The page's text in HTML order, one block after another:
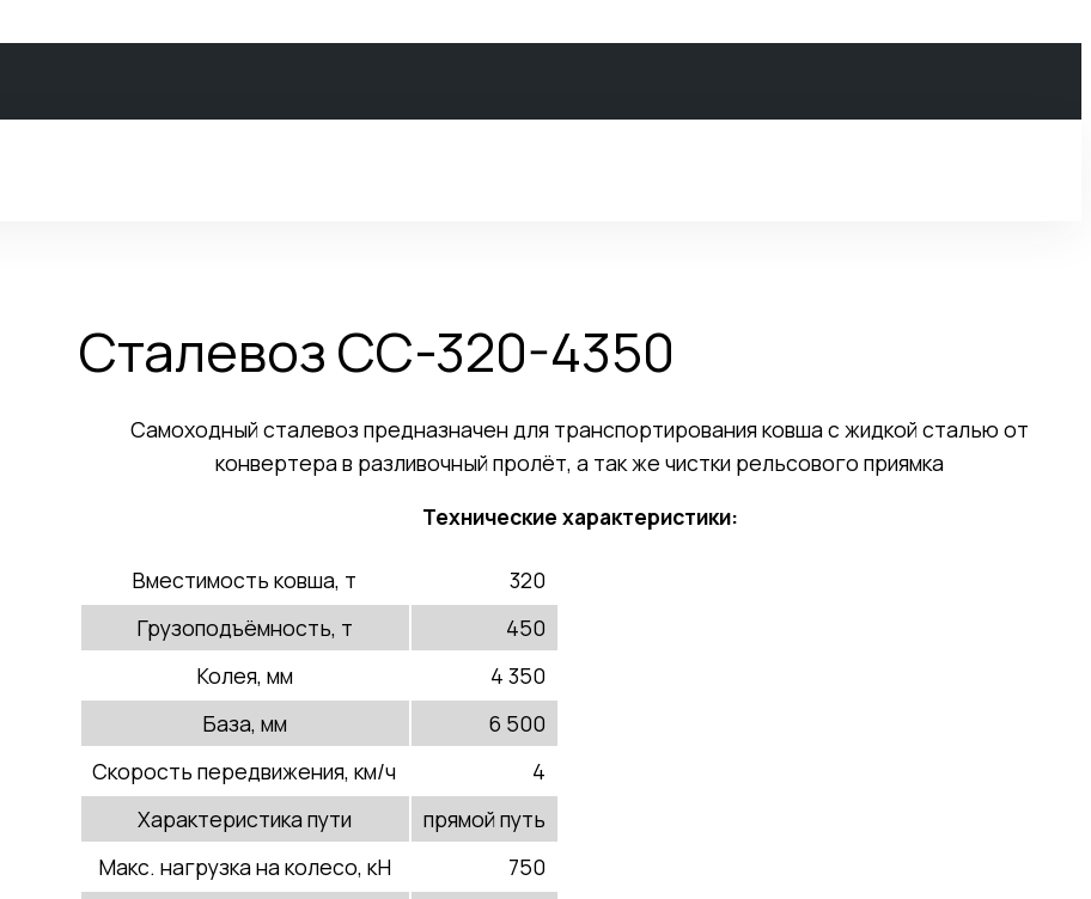
Сталевоз СС-320-4350
Самоходный сталевоз предназначен для транспортирования ковша с жидкой сталью от
конвертера в разливочный пролёт, а так же чистки рельсового приямка
Технические характеристики:
Вместимость ковша, т
320
Грузоподъёмность, т
450
Колея, мм
4 350
База, мм
6 500
Скорость передвижения, км/ч
4
Характеристика пути
прямой путь
Макс. нагрузка на колесо, кН
750